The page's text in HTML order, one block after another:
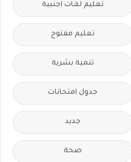
تعليم لغات اجنبية
تعليم مفتوح
تنمية بشرية
جدول امتحانات
جديد
صحة